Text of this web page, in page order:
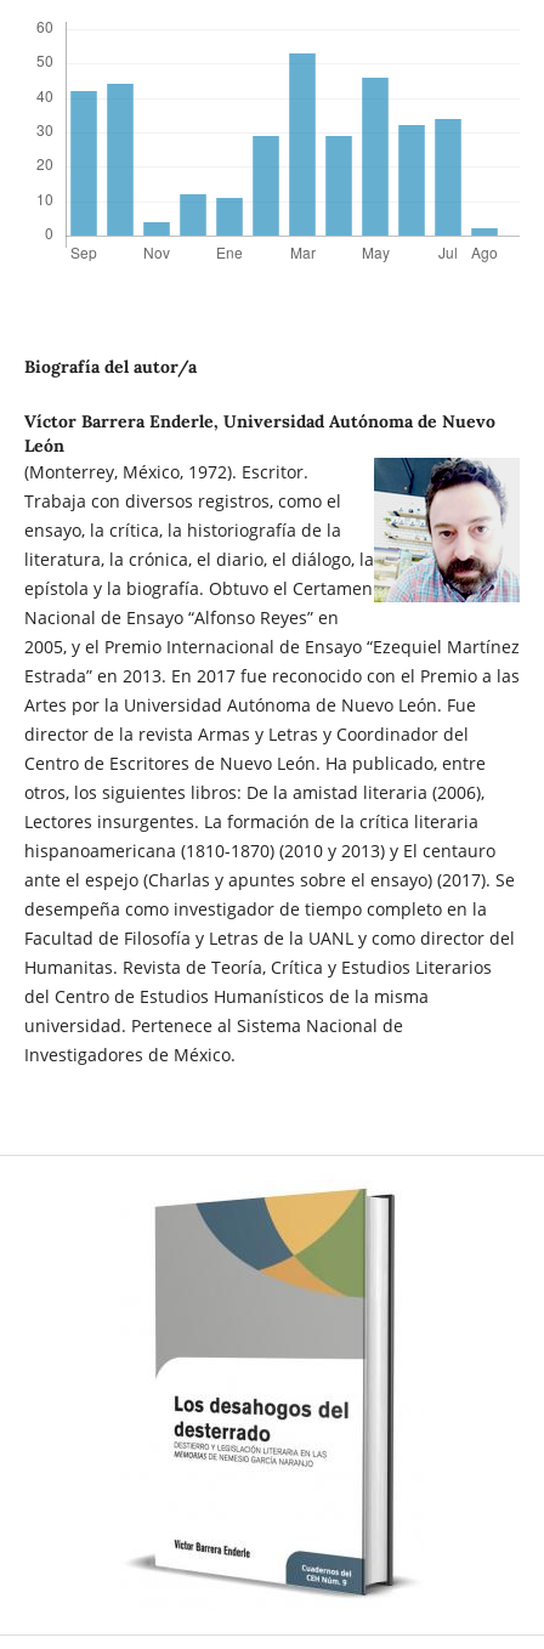
Biografía del autor/a
Víctor Barrera Enderle, Universidad Autónoma de Nuevo
León
(Monterrey, México, 1972). Escritor.
Trabaja con diversos registros, como el
ensayo, la crítica, la historiografía de la
literatura, la crónica, el diario, el diálogo, la
epístola y la biografía. Obtuvo el Certamen
Nacional de Ensayo “Alfonso Reyes” en
2005, y el Premio Internacional de Ensayo “Ezequiel Martínez
Estrada” en 2013. En 2017 fue reconocido con el Premio a las
Artes por la Universidad Autónoma de Nuevo León. Fue
director de la revista Armas y Letras y Coordinador del
Centro de Escritores de Nuevo León. Ha publicado, entre
otros, los siguientes libros: De la amistad literaria (2006),
Lectores insurgentes. La formación de la crítica literaria
hispanoamericana (1810-1870) (2010 y 2013) y El centauro
ante el espejo (Charlas y apuntes sobre el ensayo) (2017). Se
desempeña como investigador de tiempo completo en la
Facultad de Filosofía y Letras de la UANL y como director del
Humanitas. Revista de Teoría, Crítica y Estudios Literarios
del Centro de Estudios Humanísticos de la misma
universidad. Pertenece al Sistema Nacional de
Investigadores de México.